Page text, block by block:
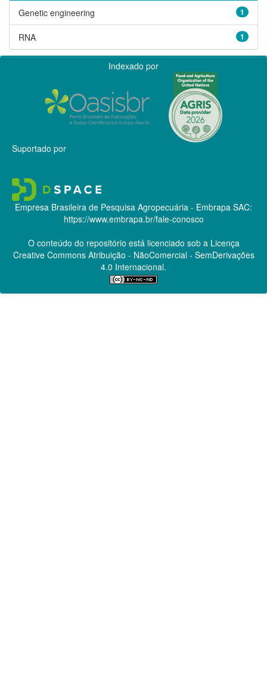
1
Genetic engineering
1
RNA
Indexado por
Suportado por
Empresa Brasileira de Pesquisa Agropecuária - Embrapa SAC:
https://www.embrapa.br/fale-conosco
O conteúdo do repositório está licenciado sob a Licença
Creative CommonsAtribuição - NãoComercial - SemDerivações
4.0 Internacional.